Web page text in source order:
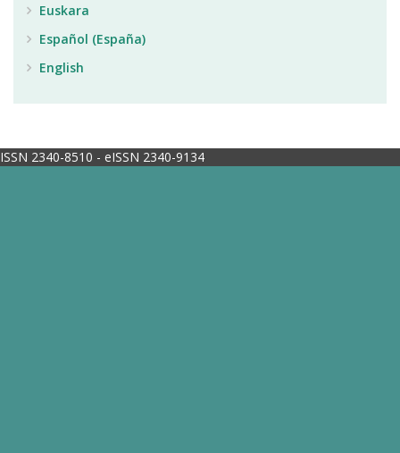
Euskara
Español (España)
English
ISSN 2340-8510 - eISSN 2340-9134